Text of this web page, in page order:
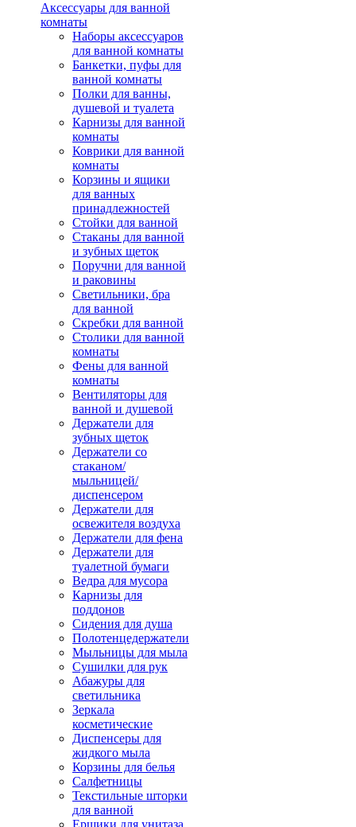
Аксессуары для ванной
комнаты
Наборы аксессуаров
для ванной комнаты
Банкетки, пуфы для
ванной комнаты
Полки для ванны,
душевой и туалета
Карнизы для ванной
комнаты
Коврики для ванной
комнаты
Корзины и ящики
для ванных
принадлежностей
Стойки для ванной
Стаканы для ванной
и зубных щеток
Поручни для ванной
и раковины
Светильники, бра
для ванной
Скребки для ванной
Столики для ванной
комнаты
Фены для ванной
комнаты
Вентиляторы для
ванной и душевой
Держатели для
зубных щеток
Держатели со
стаканом/
мыльницей/
диспенсером
Держатели для
освежителя воздуха
Держатели для фена
Держатели для
туалетной бумаги
Ведра для мусора
Карнизы для
поддонов
Сидения для душа
Полотенцедержатели
Мыльницы для мыла
Сушилки для рук
Абажуры для
светильника
Зеркала
косметические
Диспенсеры для
жидкого мыла
Корзины для белья
Салфетницы
Текстильные шторки
для ванной
Ершики для унитаза